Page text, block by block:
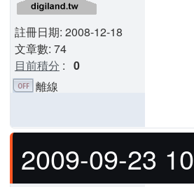
註冊日期: 2008-12-18
文章數: 74
目前積分 : 0
離線
2009-09-23